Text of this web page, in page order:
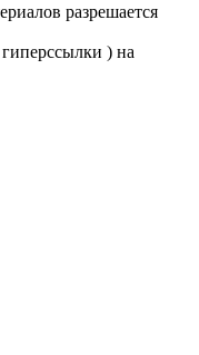
разрешается
) на